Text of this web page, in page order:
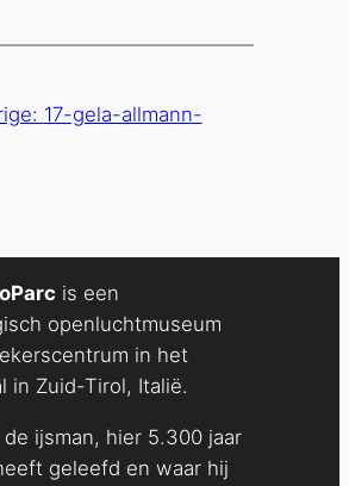
17-gela-allmann-
is een
openluchtmuseum
in het
in Zuid-Tirol, Italië.
ijsman, hier 5.300 jaar
geleefd en waar hij